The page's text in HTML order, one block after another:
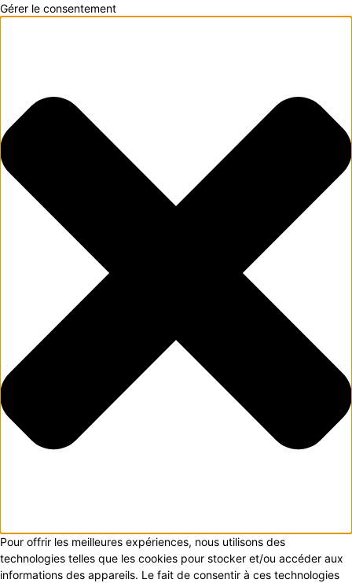
Gérer le consentement
Pour offrir les meilleures expériences, nous utilisons des
technologies telles que les cookies pour stocker et/ou accéder aux
informations des appareils. Le fait de consentir à ces technologies